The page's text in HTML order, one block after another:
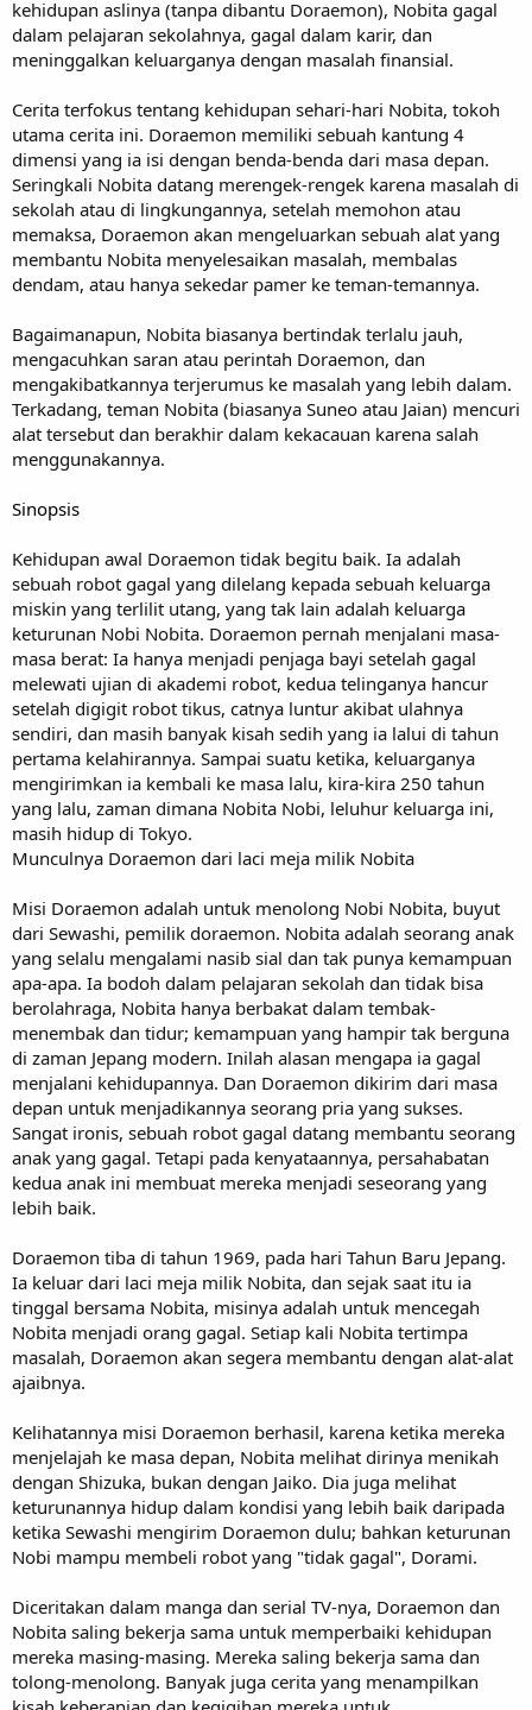
kehidupan aslinya (tanpa dibantu Doraemon), Nobita gagal
dalam pelajaran sekolahnya, gagal dalam karir, dan
meninggalkan keluarganya dengan masalah finansial.
Cerita terfokus tentang kehidupan sehari-hari Nobita, tokoh
utama cerita ini. Doraemon memiliki sebuah kantung 4
dimensi yang ia isi dengan benda-benda dari masa depan.
Seringkali Nobita datang merengek-rengek karena masalah di
sekolah atau di lingkungannya, setelah memohon atau
memaksa, Doraemon akan mengeluarkan sebuah alat yang
membantu Nobita menyelesaikan masalah, membalas
dendam, atau hanya sekedar pamer ke teman-temannya.
Bagaimanapun, Nobita biasanya bertindak terlalu jauh,
mengacuhkan saran atau perintah Doraemon, dan
mengakibatkannya terjerumus ke masalah yang lebih dalam.
Terkadang, teman Nobita (biasanya Suneo atau Jaian) mencuri
alat tersebut dan berakhir dalam kekacauan karena salah
menggunakannya.
Sinopsis
Kehidupan awal Doraemon tidak begitu baik. Ia adalah
sebuah robot gagal yang dilelang kepada sebuah keluarga
miskin yang terlilit utang, yang tak lain adalah keluarga
keturunan Nobi Nobita. Doraemon pernah menjalani masa-
masa berat: Ia hanya menjadi penjaga bayi setelah gagal
melewati ujian di akademi robot, kedua telinganya hancur
setelah digigit robot tikus, catnya luntur akibat ulahnya
sendiri, dan masih banyak kisah sedih yang ia lalui di tahun
pertama kelahirannya. Sampai suatu ketika, keluarganya
mengirimkan ia kembali ke masa lalu, kira-kira 250 tahun
yang lalu, zaman dimana Nobita Nobi, leluhur keluarga ini,
masih hidup di Tokyo.
Munculnya Doraemon dari laci meja milik Nobita
Misi Doraemon adalah untuk menolong Nobi Nobita, buyut
dari Sewashi, pemilik doraemon. Nobita adalah seorang anak
yang selalu mengalami nasib sial dan tak punya kemampuan
apa-apa. Ia bodoh dalam pelajaran sekolah dan tidak bisa
berolahraga, Nobita hanya berbakat dalam tembak-
menembak dan tidur; kemampuan yang hampir tak berguna
di zaman Jepang modern. Inilah alasan mengapa ia gagal
menjalani kehidupannya. Dan Doraemon dikirim dari masa
depan untuk menjadikannya seorang pria yang sukses.
Sangat ironis, sebuah robot gagal datang membantu seorang
anak yang gagal. Tetapi pada kenyataannya, persahabatan
kedua anak ini membuat mereka menjadi seseorang yang
lebih baik.
Doraemon tiba di tahun 1969, pada hari Tahun Baru Jepang.
Ia keluar dari laci meja milik Nobita, dan sejak saat itu ia
tinggal bersama Nobita, misinya adalah untuk mencegah
Nobita menjadi orang gagal. Setiap kali Nobita tertimpa
masalah, Doraemon akan segera membantu dengan alat-alat
ajaibnya.
Kelihatannya misi Doraemon berhasil, karena ketika mereka
menjelajah ke masa depan, Nobita melihat dirinya menikah
dengan Shizuka, bukan dengan Jaiko. Dia juga melihat
keturunannya hidup dalam kondisi yang lebih baik daripada
ketika Sewashi mengirim Doraemon dulu; bahkan keturunan
Nobi mampu membeli robot yang "tidak gagal", Dorami.
Diceritakan dalam manga dan serial TV-nya, Doraemon dan
Nobita saling bekerja sama untuk memperbaiki kehidupan
mereka masing-masing. Mereka saling bekerja sama dan
tolong-menolong. Banyak juga cerita yang menampilkan